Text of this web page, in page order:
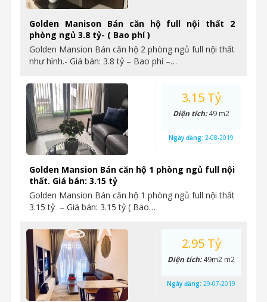
Golden Manison Bán căn hộ full nội thất 2
phòng ngủ 3.8 tỷ- ( Bao phí )
Golden Mansion Bán căn hộ 2 phòng ngủ full nội thất
như hình.- Giá bán: 3.8 tỷ – Bao phí –…
Golden Mansion Bán căn hộ 1 phòng ngủ full nội
thất. Giá bán: 3.15 tỷ
Golden Mansion Bán căn hộ 1 phòng ngủ full nội thất
3.15 tỷ – Giá bán: 3.15 tỷ ( Bao…
3.15 Tỷ
Diện tích:49 m2
Ngày đăng: 2-08-2019
2.95 Tỷ
Diện tích:49m2 m2
Ngày đăng: 29-07-2019